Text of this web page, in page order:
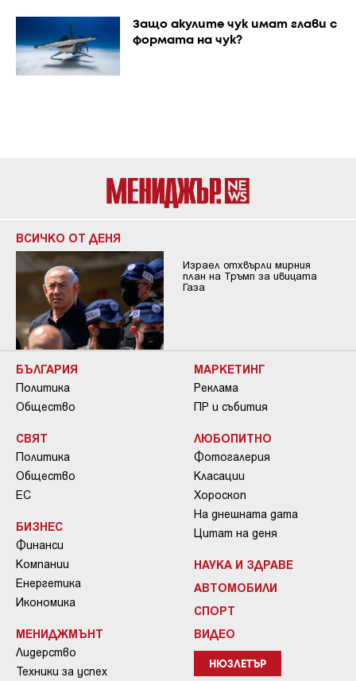
Защо акулите чук имат глави с
формата на чук?
ВСИЧКО ОТ ДЕНЯ
Израел отхвърли мирния
план на Тръмп за ивицата
Газа
БЪЛГАРИЯ
Политика
Общество
СВЯТ
Политика
Общество
ЕС
БИЗНЕС
Финанси
Компании
Енергетика
Икономика
МЕНИДЖМЪНТ
Лидерство
Техники за успех
МАРКЕТИНГ
Реклама
ПР и събития
ЛЮБОПИТНО
Фотогалерия
Класации
Хороскоп
На днешната дата
Цитат на деня
НАУКА И ЗДРАВЕ
АВТОМОБИЛИ
СПОРТ
ВИДЕО
НЮЗЛЕТЪР